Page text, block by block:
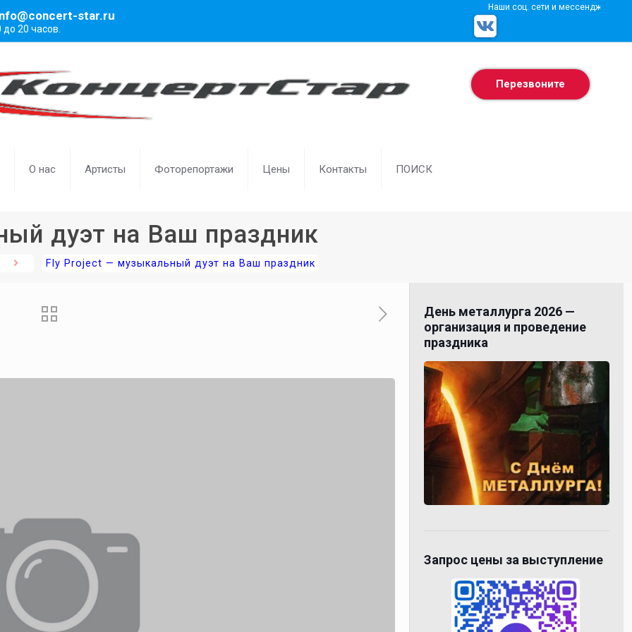
star.ru
до 20 часов.
Наши соц. сети и мессенджеры
О нас Артисты Фоторепортажи Цены Контакты ПОИСК
Перезвоните
дуэт на Ваш праздник
Fly Project — музыкальный дуэт на Ваш праздник
День металлурга 2026 —
организация и проведение
праздника
Запрос цены за выступление